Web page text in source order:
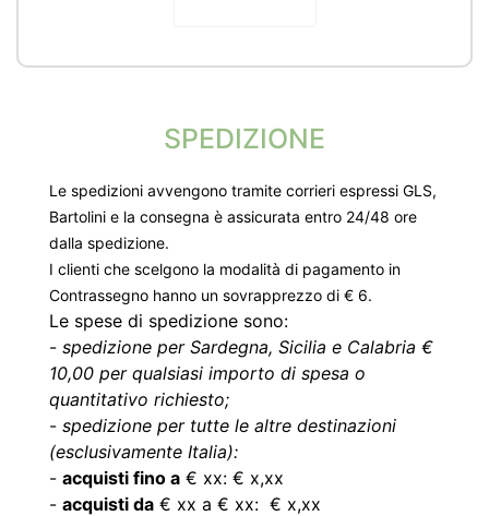
SPEDIZIONE
Le spedizioni avvengono tramite corrieri espressi GLS,
Bartolini e la consegna è assicurata entro 24/48 ore
dalla spedizione.
I clienti che scelgono la modalità di pagamento in
Contrassegno hanno un sovrapprezzo di € 6.
Le spese di spedizione sono:
- spedizione per Sardegna, Sicilia e Calabria €
10,00 per qualsiasi importo di spesa o
quantitativo richiesto;
- spedizione per tutte le altre destinazioni
(esclusivamente Italia):
- acquisti fino a € xx: € x,xx
- acquisti da € xx a € xx: € x,xx